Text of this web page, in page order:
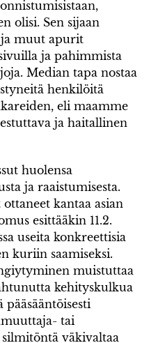
olisi. Sen sijaan
muut apurit
ja pahimmista
Median tapa nostaa
henkilöitä
eli maamme
ja haitallinen
huolensa
ja raaistumisesta.
kantaa asian
esittääkin 11.2.
useita konkreettisia
kuriin saamiseksi.
muistuttaa
kehityskulkua
tai
väkivaltaa